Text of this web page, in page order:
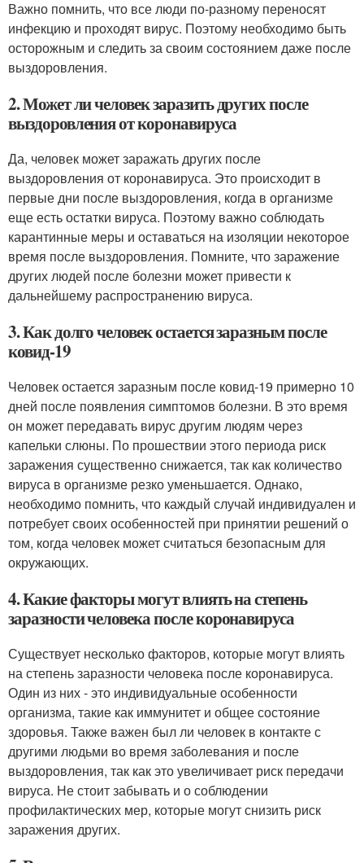
Важно помнить, что все люди по-разному переносят
инфекцию и проходят вирус. Поэтому необходимо быть
осторожным и следить за своим состоянием даже после
выздоровления.
2. Может ли человек заразить других после
выздоровления от коронавируса
Да, человек может заражать других после
выздоровления от коронавируса. Это происходит в
первые дни после выздоровления, когда в организме
еще есть остатки вируса. Поэтому важно соблюдать
карантинные меры и оставаться на изоляции некоторое
время после выздоровления. Помните, что заражение
других людей после болезни может привести к
дальнейшему распространению вируса.
3. Как долго человек остается заразным после
ковид-19
Человек остается заразным после ковид-19 примерно 10
дней после появления симптомов болезни. В это время
он может передавать вирус другим людям через
капельки слюны. По прошествии этого периода риск
заражения существенно снижается, так как количество
вируса в организме резко уменьшается. Однако,
необходимо помнить, что каждый случай индивидуален и
потребует своих особенностей при принятии решений о
том, когда человек может считаться безопасным для
окружающих.
4. Какие факторы могут влиять на степень
заразности человека после коронавируса
Существует несколько факторов, которые могут влиять
на степень заразности человека после коронавируса.
Один из них - это индивидуальные особенности
организма, такие как иммунитет и общее состояние
здоровья. Также важен был ли человек в контакте с
другими людьми во время заболевания и после
выздоровления, так как это увеличивает риск передачи
вируса. Не стоит забывать и о соблюдении
профилактических мер, которые могут снизить риск
заражения других.